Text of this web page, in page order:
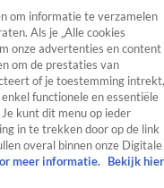
Bij
25 juli
De
brand
om informatie te verzamelen
Als je „Alle cookies
onze advertenties en content
om de prestaties van
of je toestemming intrekt,
functionele en essentiële
kunt dit menu op ieder
in te trekken door op de link
overal binnen onze Digitale
meer informatie.
Bekijk hier